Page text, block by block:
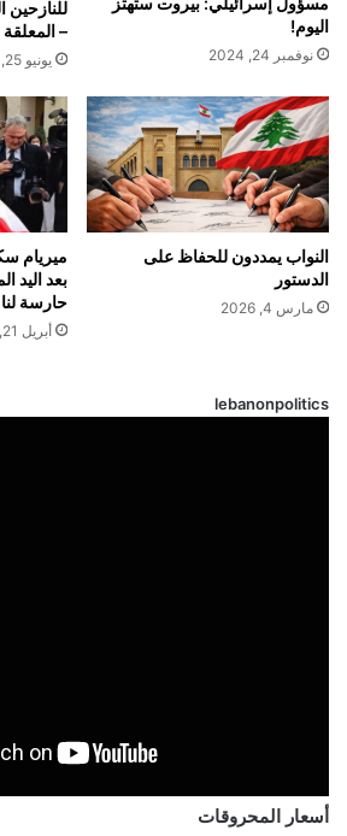
اليوم!
نوفمبر 24, 2024
– المعلقة
يونيو 25, 2025
النواب يمددون للحفاظ على
الدستور
مارس 4, 2026
ميريام
بعد اليد
حارسة لنا
أبريل 21, 2025
lebanonpolitics
أسعار المحروقات